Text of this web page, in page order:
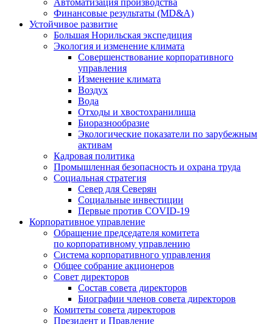
Автоматизация производства
Финансовые результаты (MD&A)
Устойчивое развитие
Большая Норильская экспедиция
Экология и изменение климата
Совершенствование корпоративного
управления
Изменение климата
Воздух
Вода
Отходы и хвостохранилища
Биоразнообразие
Экологические показатели по зарубежным
активам
Кадровая политика
Промышленная безопасность и охрана труда
Социальная стратегия
Север для Северян
Социальные инвестиции
Первые против COVID‑19
Корпоративное управление
Обращение председателя комитета
по корпоративному управлению
Система корпоративного управления
Общее собрание акционеров
Совет директоров
Состав совета директоров
Биографии членов совета директоров
Комитеты совета директоров
Президент и Правление